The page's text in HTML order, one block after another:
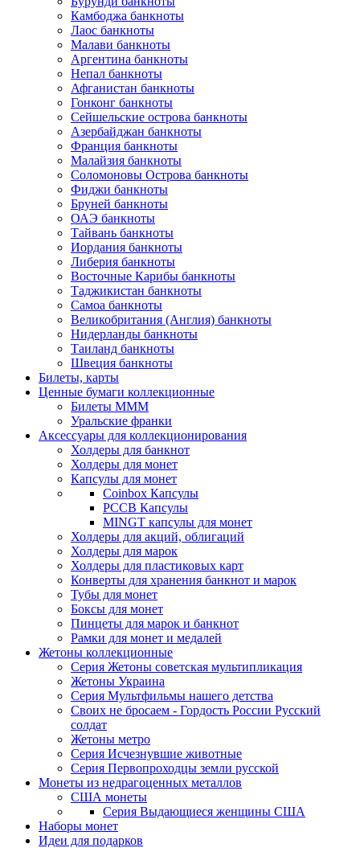
Камбоджа банкноты
Лаос банкноты
Малави банкноты
Аргентина банкноты
Непал банкноты
Афганистан банкноты
Гонконг банкноты
Сейшельские острова банкноты
Азербайджан банкноты
Франция банкноты
Малайзия банкноты
Соломоновы Острова банкноты
Фиджи банкноты
Бруней банкноты
ОАЭ банкноты
Тайвань банкноты
Иордания банкноты
Либерия банкноты
Восточные Карибы банкноты
Таджикистан банкноты
Самоа банкноты
Великобритания (Англия) банкноты
Нидерланды банкноты
Таиланд банкноты
Швеция банкноты
Билеты, карты
Ценные бумаги коллекционные
Билеты МММ
Уральские франки
Аксессуары для коллекционирования
Холдеры для банкнот
Холдеры для монет
Капсулы для монет
Coinbox Капсулы
РССВ Капсулы
MINGT капсулы для монет
Холдеры для акций, облигаций
Холдеры для марок
Холдеры для пластиковых карт
Конверты для хранения банкнот и марок
Тубы для монет
Боксы для монет
Пинцеты для марок и банкнот
Рамки для монет и медалей
Жетоны коллекционные
Серия Жетоны советская мультипликация
Жетоны Украина
Серия Мультфильмы нашего детства
Своих не бросаем - Гордость России Русский
солдат
Жетоны метро
Серия Исчезнувшие животные
Серия Первопроходцы земли русской
Монеты из недрагоценных металлов
США монеты
Серия Выдающиеся женщины США
Наборы монет
Идеи для подарков